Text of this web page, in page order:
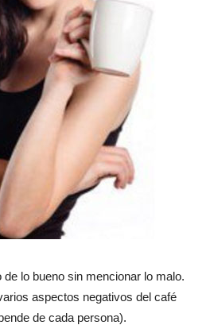
lo bueno sin mencionar lo malo.
aspectos negativos del café
de cada persona).